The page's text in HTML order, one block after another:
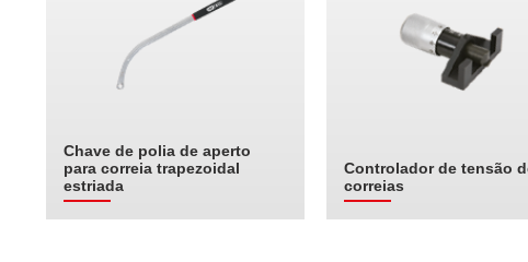
Chave de polia de aperto
para correia trapezoidal
estriada
Controlador de tensão
correias